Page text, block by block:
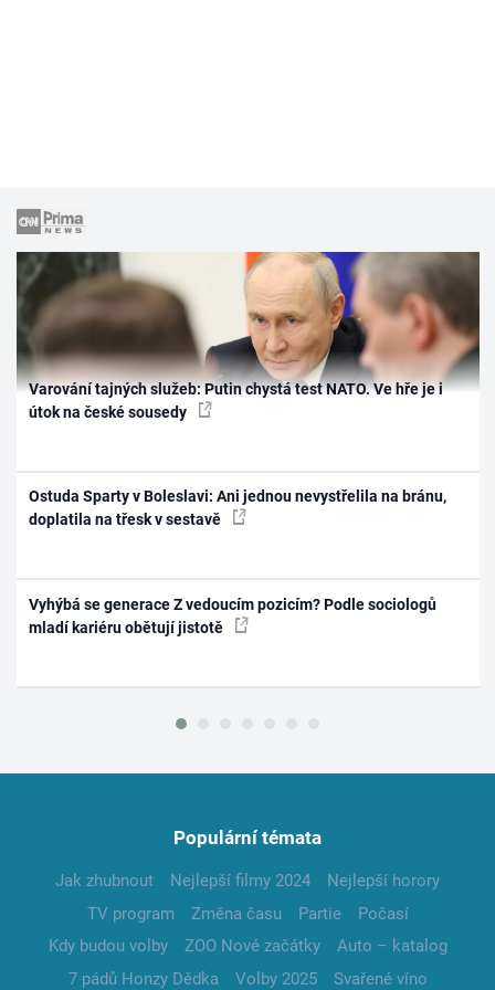
Varování tajných služeb: Putin chystá test NATO. Ve hře je i
útok na české sousedy
Ostuda Sparty v Boleslavi: Ani jednou nevystřelila na bránu,
doplatila na třesk v sestavě
Vyhýbá se generace Z vedoucím pozicím? Podle sociologů
mladí kariéru obětují jistotě
Populární témata
Jak zhubnout Nejlepší filmy 2024
Nejlepší horory
TV program
Změna času Partie
Počasí
Kdy budou volby
ZOO Nové začátky
Auto – katalog
7 pádů Honzy Dědka
Volby 2025 Svařené víno